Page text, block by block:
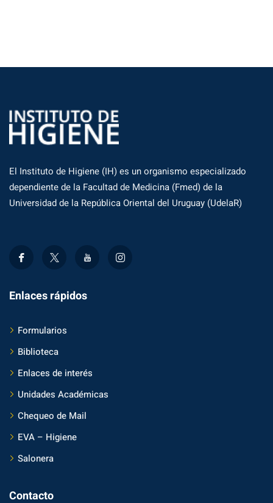
El Instituto de Higiene (IH) es un organismo especializado
dependiente de la Facultad de Medicina (Fmed) de la
Universidad de la República Oriental del Uruguay (UdelaR)
Enlaces rápidos
Formularios
Biblioteca
Enlaces de interés
Unidades Académicas
Chequeo de Mail
EVA – Higiene
Salonera
Contacto